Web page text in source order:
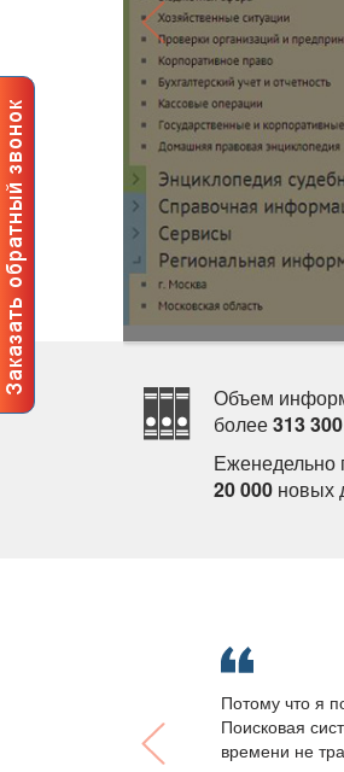
Объем
олее313
Еженедельно
20 000 новых
Потому что я
Поисковая
ремени не